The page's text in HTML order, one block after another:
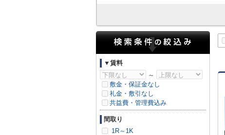
▼賃料
～
敷金・保証金なし
礼金・敷引なし
共益費・管理費込み
間取り
1R～1K